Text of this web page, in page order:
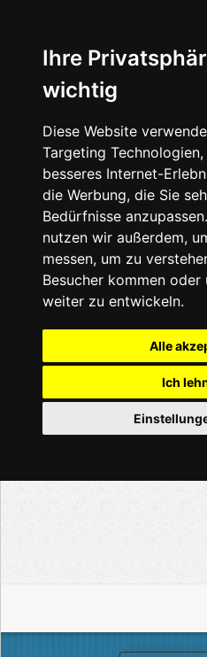
Ihre
wichtig
Diese Website
Targeting
besseres Internet-
die Werbung, die Sie
Bedürfnisse
nutzen wir außerdem,
messen, um zu
Besucher kommen oder
weiter zu entwickeln.
Alle
Ich